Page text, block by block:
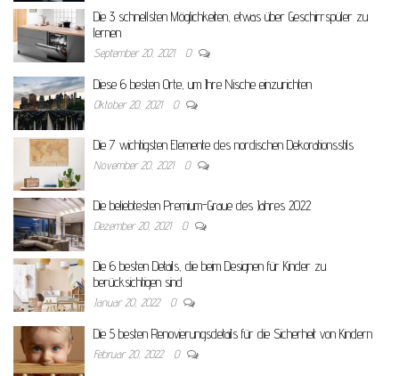
Die 3 schnellsten Möglichkeiten, etwas über Geschirrspüler zu
lernen
September 20, 2021 0
Diese 6 besten Orte, um Ihre Nische einzurichten
Oktober 20, 2021 0
Die 7 wichtigsten Elemente des nordischen Dekorationsstils
November 20, 2021 0
Die beliebtesten Premium-Graue des Jahres 2022
Dezember 20, 2021 0
Die 6 besten Details, die beim Designen für Kinder zu
berücksichtigen sind
Januar 20, 2022 0
Die 5 besten Renovierungsdetails für die Sicherheit von Kindern
Februar 20, 2022 0